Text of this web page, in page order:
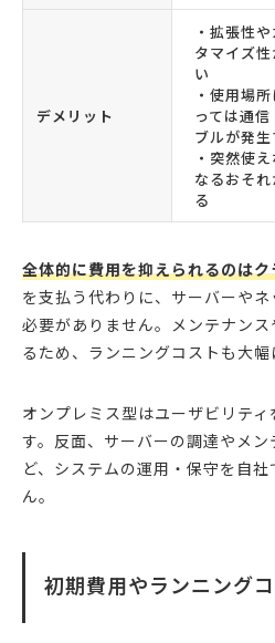
デメリット
・拡張性
タマイズ
い
・使用場
っては通信
ブルが発生
・突然使え
なるおそれ
る
全体的に費用を抑えられるのは
を支払う代わりに、サーバーや
必要がありません。メンテナン
るため、ランニングコストも大幅
オンプレミス型はユーザビリテ
す。反面、サーバーの調達やメ
ど、システムの運用・保守を自
ん。
初期費用やランニング